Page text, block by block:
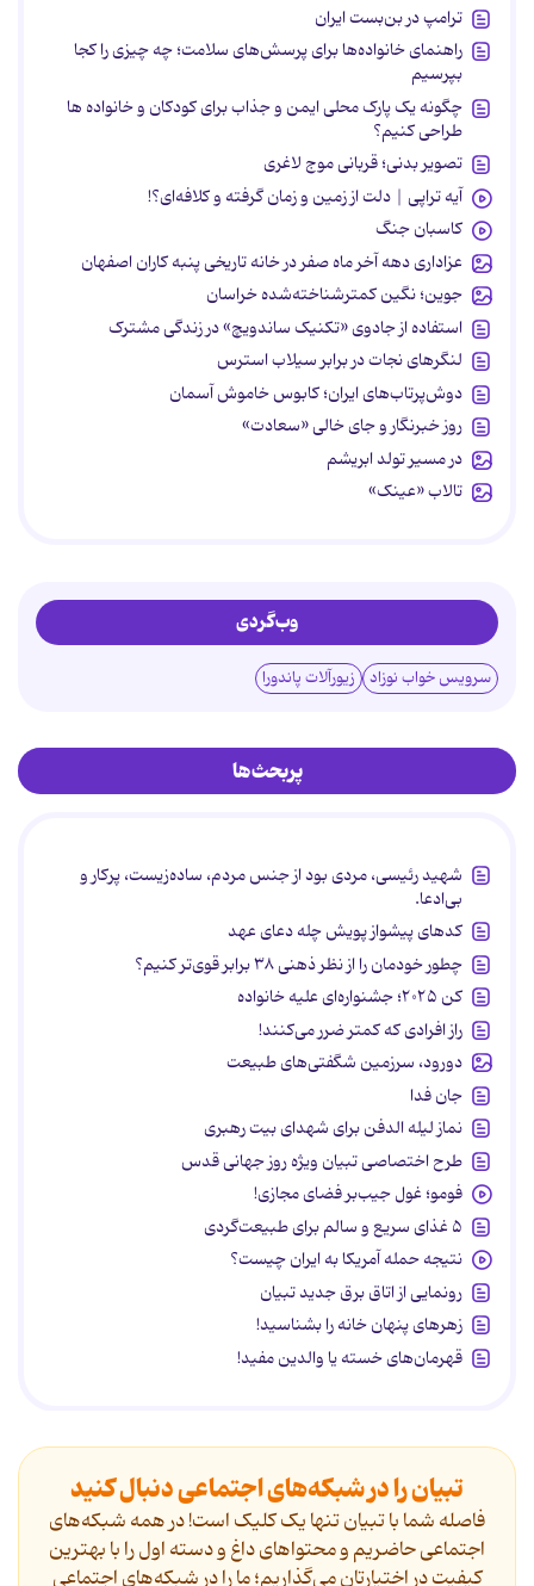
ترامپ در بن‌بست ایران
راهنمای خانواده‌ها برای پرسش‌های سلامت؛ چه چیزی را کجا
بپرسیم
چگونه یک پارک محلی ایمن و جذاب برای کودکان و خانواده ها
طراحی کنیم؟
تصویر بدنی؛ قربانی موج لاغری
آیه تراپی | دلت از زمین و زمان گرفته و کلافه‌ای؟!
کاسبان جنگ
عزاداری دهه آخر ماه صفر در خانه تاریخی پنبه کاران اصفهان
جوین؛ نگین کمترشناخته‌شده خراسان
استفاده از جادوی «تکنیک ساندویچ» در زندگی مشترک
لنگرهای نجات در برابر سیلاب استرس
دوش‌پرتاب‌های ایران؛ کابوس خاموش آسمان
روز خبرنگار و جای خالی «سعادت»
در مسیر تولد ابریشم
تالاب «عینک»
وب‌گردی
سرویس خواب نوزاد زیورآلات پاندورا
پربحث‌ها
شهید رئیسی، مردی بود از جنس مردم، ساده‌زیست، پرکار و
بی‌ادعا.
کدهای پیشواز پویش چله دعای عهد
چطور خودمان را از نظر ذهنی ۳۸ برابر قوی‌تر کنیم؟
کن ۲۰۲۵؛ جشنواره‌ای علیه خانواده
راز افرادی که کمتر ضرر می‌کنند!
دورود، سرزمین شگفتی‌های طبیعت
جان فدا
نماز لیله الدفن برای شهدای بیت رهبری
طرح اختصاصی تبیان ویژه روز جهانی قدس
فومو؛ غول جیب‌بر فضای مجازی!
۵ غذای سریع و سالم برای طبیعت‌گردی
نتیجه حمله آمریکا به ایران چیست؟
رونمایی از اتاق برق جدید تبیان
زهرهای پنهان خانه را بشناسید!
قهرمان‌های خسته یا والدین مفید!
تبیان را در شبکه‌های اجتماعی دنبال کنید
فاصله شما با تبیان تنها یک کلیک است! در همه شبکه‌های
اجتماعی حاضریم و محتواهای داغ و دسته اول را با بهترین
کیفیت در اختیارتان می‌گذاریم؛ ما را در شبکه‌های اجتماعی